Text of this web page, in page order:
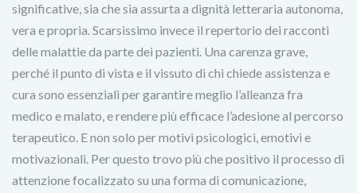
significative, sia che sia assurta a dignità letteraria autonoma,
vera e propria. Scarsissimo invece il repertorio dei racconti
delle malattie da parte dei pazienti. Una carenza grave,
perché il punto di vista e il vissuto di chi chiede assistenza e
cura sono essenziali per garantire meglio l’alleanza fra
medico e malato, e rendere più efficace l’adesione al percorso
terapeutico. E non solo per motivi psicologici, emotivi e
motivazionali. Per questo trovo più che positivo il processo di
attenzione focalizzato su una forma di comunicazione,